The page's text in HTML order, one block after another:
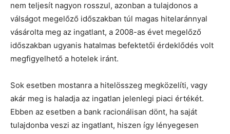
nem teljesít nagyon rosszul, azonban a tulajdonos a
válságot megelőző időszakban túl magas hitelaránnyal
vásárolta meg az ingatlant, a 2008-as évet megelőző
időszakban ugyanis hatalmas befektetői érdeklődés volt
megfigyelhető a hotelek iránt.
Sok esetben mostanra a hitelösszeg megközelíti, vagy
akár meg is haladja az ingatlan jelenlegi piaci értékét.
Ebben az esetben a bank racionálisan dönt, ha saját
tulajdonba veszi az ingatlant, hiszen így lényegesen